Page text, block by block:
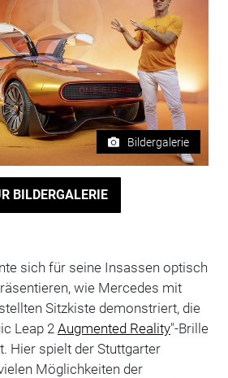
Bildergalerie
BILDERGALERIE
sich für seine Insassen optisch
wie Mercedes mit
Sitzkiste demonstriert, die
Leap 2 Augmented Reality"-Brille
Hier spielt der Stuttgarter
Möglichkeiten der